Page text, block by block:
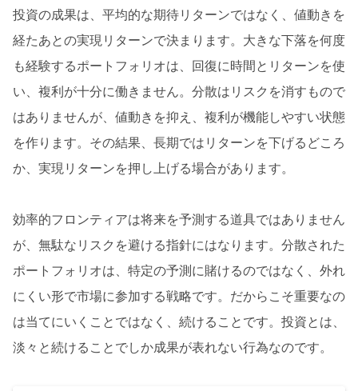
投資の成果は、平均的な期待リターンではなく、値動きを
経たあとの実現リターンで決まります。大きな下落を何度
も経験するポートフォリオは、回復に時間とリターンを使
い、複利が十分に働きません。分散はリスクを消すもので
はありませんが、値動きを抑え、複利が機能しやすい状態
を作ります。その結果、長期ではリターンを下げるどころ
か、実現リターンを押し上げる場合があります。
効率的フロンティアは将来を予測する道具ではありません
が、無駄なリスクを避ける指針にはなります。分散された
ポートフォリオは、特定の予測に賭けるのではなく、外れ
にくい形で市場に参加する戦略です。だからこそ重要なの
は当てにいくことではなく、続けることです。投資とは、
淡々と続けることでしか成果が表れない行為なのです。